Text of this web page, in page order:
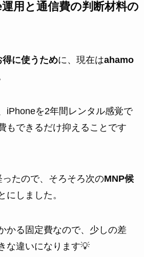
用と通信費の判断材料の
に使うために、現在はahamo
iPhoneを2年間レンタル感覚で
もできるだけ抑えることです
たので、そろそろ次のMNP候
にしました。
かる固定費なので、少しの差
な違いになります💡